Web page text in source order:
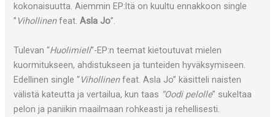
kokonaisuutta. Aiemmin EP:ltä on kuultu ennakkoon single
” Vihollinenfeat. Asla Jo”.
Tulevan “Huolimieli”-EP:n teemat kietoutuvat mielen
kuormitukseen, ahdistukseen ja tunteiden hyväksymiseen.
Edellinen single “Vihollinenfeat. Asla Jo” käsitteli naisten
välistä kateutta ja vertailua, kun taas “Oodi pelolle” sukeltaa
pelon ja paniikin maailmaan rohkeasti ja rehellisesti.